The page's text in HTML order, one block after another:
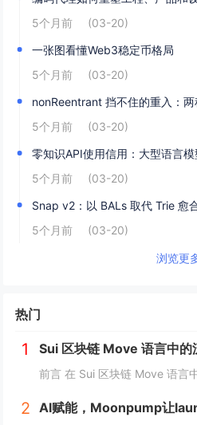
5个月前
(03-20)
一张图看懂Web3稳定币格局
5个月前
(03-20)
nonReentrant 挡不住的重入：
5个月前
(03-20)
零知识API使用信用：大型语言
5个月前
(03-20)
Snap v2：以 BALs 取代 Trie 愈
5个月前
(03-20)
浏览更
热门
1 Sui 区块链 Move 语言中的
2 AI赋能，Moonpump让